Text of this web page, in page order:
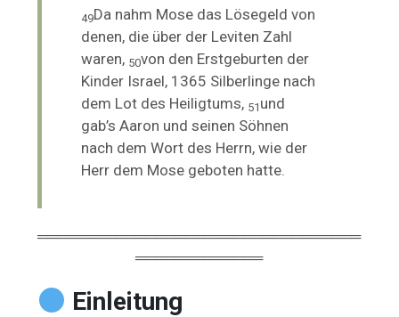
49Da nahm Mose das Lösegeld von
denen, die über der Leviten Zahl
waren, 50von den Erstgeburten der
Kinder Israel, 1365 Silberlinge nach
dem Lot des Heiligtums, 51 und
gab’s Aaron und seinen Söhnen
nach dem Wort des Herrn, wie der
Herr dem Mose geboten hatte.
═════════════════════════════════
═════════════
Einleitung